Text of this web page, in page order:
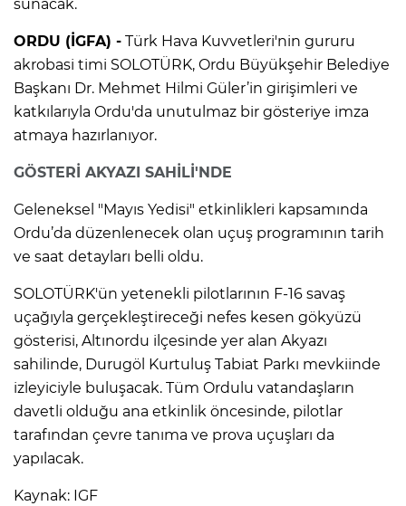
sunacak.
ORDU (İGFA) - Türk Hava Kuvvetleri'nin gururu
akrobasi timi SOLOTÜRK, Ordu Büyükşehir Belediye
Başkanı Dr. Mehmet Hilmi Güler’in girişimleri ve
katkılarıyla Ordu'da unutulmaz bir gösteriye imza
atmaya hazırlanıyor.
GÖSTERİ AKYAZI SAHİLİ'NDE
Geleneksel "Mayıs Yedisi" etkinlikleri kapsamında
Ordu’da düzenlenecek olan uçuş programının tarih
ve saat detayları belli oldu.
SOLOTÜRK'ün yetenekli pilotlarının F-16 savaş
uçağıyla gerçekleştireceği nefes kesen gökyüzü
gösterisi, Altınordu ilçesinde yer alan Akyazı
sahilinde, Durugöl Kurtuluş Tabiat Parkı mevkiinde
izleyiciyle buluşacak. Tüm Ordulu vatandaşların
davetli olduğu ana etkinlik öncesinde, pilotlar
tarafından çevre tanıma ve prova uçuşları da
yapılacak.
Kaynak: IGF